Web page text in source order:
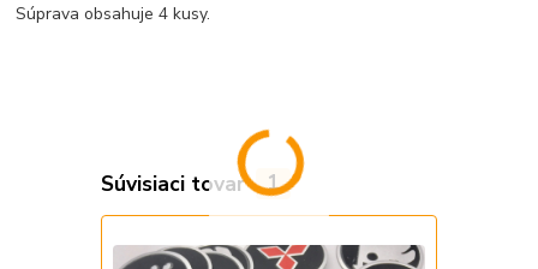
Súprava obsahuje 4 kusy.
Súvisiaci tovar 1